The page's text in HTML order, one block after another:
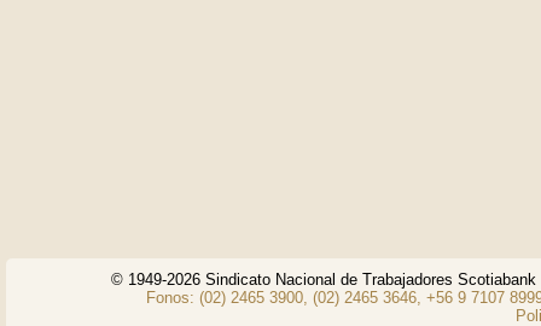
© 1949-2026 Sindicato Nacional de Trabajadores
Fonos: (02) 2465 3900, (02) 2465 3646, +56 9 7107